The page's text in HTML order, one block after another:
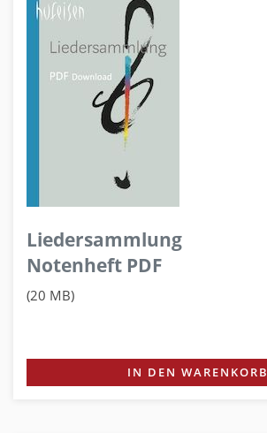
Liedersammlung
Notenheft PDF
(20 MB)
IN DEN WARENKORB